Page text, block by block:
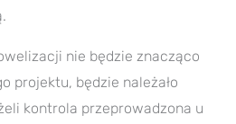
nie będzie znacząco
projektu, będzie należało
kontrola przeprowadzona u